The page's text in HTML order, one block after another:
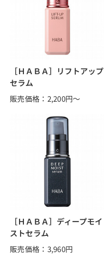
［ＨＡＢＡ］リフトアップ
セラム
販売価格：2,200円～
［ＨＡＢＡ］ディープモイ
ストセラム
販売価格：3,960円